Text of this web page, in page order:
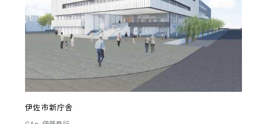
伊佐市新庁舎